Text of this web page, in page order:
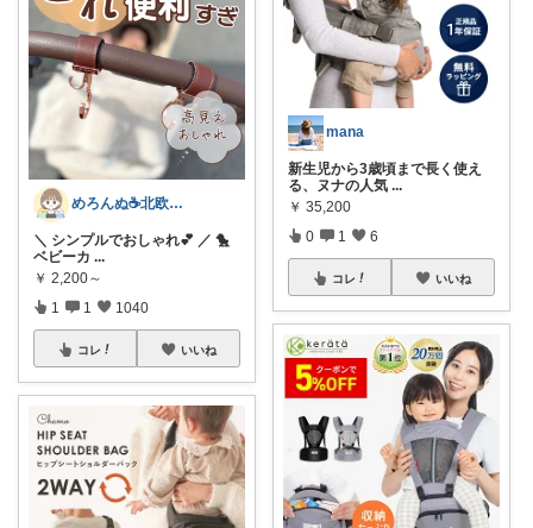
めろんぬ☕️北欧ナチュラルな暮らし
＼ シンプルでおしゃれ💕 ／ 🐤
ベビーカ ...
￥ 2,200～
1 1 1040
コレ いいね
mana
新生児から3歳頃まで長く使え
る、ヌナの人気 ...
￥ 35,200
0 1 6
コレ いいね